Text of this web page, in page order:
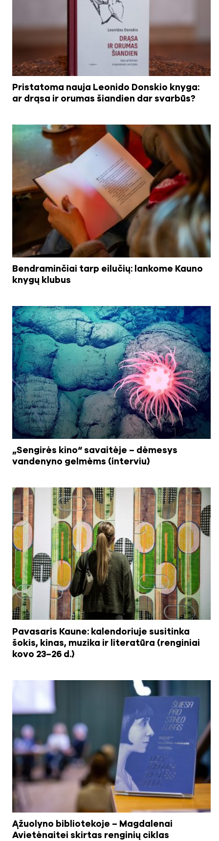
Pristatoma nauja Leonido Donskio knyga:
ar drąsa ir orumas šiandien dar svarbūs?
Bendraminčiai tarp eilučių: lankome Kauno
knygų klubus
„Sengirės kino“ savaitėje – dėmesys
vandenyno gelmėms (interviu)
Pavasaris Kaune: kalendoriuje susitinka
šokis, kinas, muzika ir literatūra (renginiai
kovo 23–26 d.)
Ąžuolyno bibliotekoje – Magdalenai
Avietėnaitei skirtas renginių ciklas